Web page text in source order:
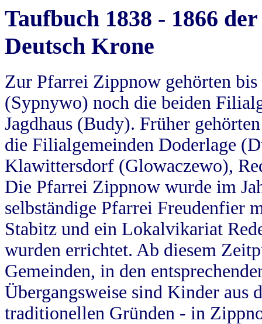
Taufbuch 1838 - 1866
Deutsch Krone
Zur Pfarrei Zippnow gehörten
(Sypnywo) noch die beiden
Jagdhaus (Budy). Früher
die Filialgemeinden Doderlage
Klawittersdorf (Glowaczewo),
Die Pfarrei Zippnow wurde im
selbständige Pfarrei Freudenfier
Stabitz und ein Lokalvikariat
wurden errichtet. Ab diesem
Gemeinden, in den
Übergangsweise sind Kinder aus
traditionellen Gründen - in